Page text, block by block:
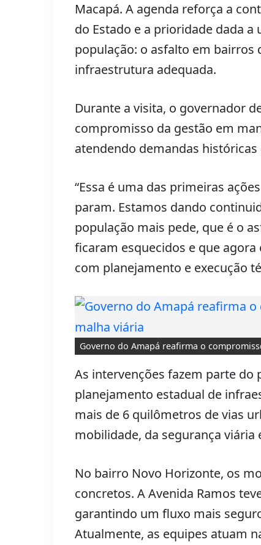
Macapá. A agenda reforça a
do Estado e a prioridade dada
população: o asfalto em
infraestrutura adequada.
Durante a visita, o governador
compromisso da gestão em
atendendo demandas históricas
“Essa é uma das primeiras
param. Estamos dando
população mais pede, que é o
ficaram esquecidos e que
com planejamento e execução
Governo do Amapá reafirma o
As intervenções fazem parte
planejamento estadual de
mais de 6 quilômetros de vias
mobilidade, da segurança
No bairro Novo Horizonte, os
concretos. A Avenida Ramos
garantindo um fluxo mais
Atualmente, as equipes atuam